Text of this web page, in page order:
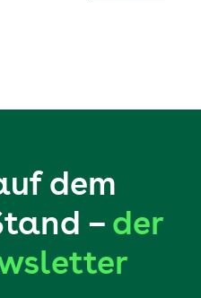
dem
– der